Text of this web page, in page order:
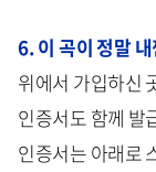
6. 이 곡이 정말
위에서 가입하신
인증서도 함께 발
인증서는 아래로